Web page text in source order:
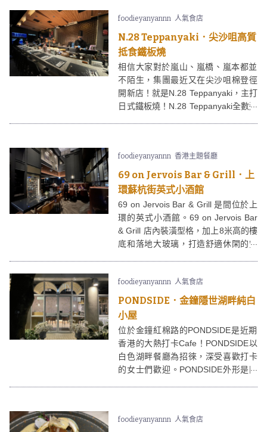
foodieyanyannn 人氣食店
N.28 Teppanyaki．尖沙咀高質
抵食鐵板燒
相信大家對於嵐山、嵐橋、嵐本都並
不陌生，集團最近又在尖沙咀棉登徑
開新店！就是N.28 Teppanyaki，主打
日式鐵板燒！N.28 Teppanyaki全數選
餐只需$188起！
foodieyanyannn 香港主題餐廳
69 on Jervois Bar & Grill．上
環蘇杭街英式小酒館
69 on Jervois Bar & Grill 是間位於上
環的英式小酒館。69 on Jervois Bar
& Grill 店內裝潢型格，加上8米高的樓
底和落地大玻璃，打造舒適休閑的空
foodieyanyannn 人氣食店
PONDSIDE．金鐘隱世湖畔純白
小屋
位於金鐘紅棉路的PONDSIDE是近期
香港的大熱打卡Cafe！PONDSIDE以
白色湖畔餐廳為招徠，深受喜歡打卡
的女士們歡迎。PONDSIDE外形是間
foodieyanyannn 人氣食店